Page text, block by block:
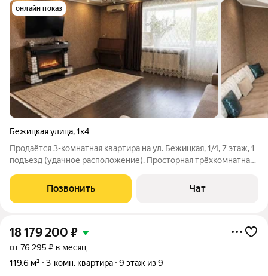
онлайн показ
Бежицкая улица,1к4
Продаётся 3-комнатная квартира на ул. Бежицкая, 1/4, 7 этаж, 1
подъезд (удачное расположение). Просторная трёхкомнатная
Бессмертия рядом магазины, кафе, школа, детский сад, 2
остановки общественного
Позвонить Чат
18 179 200 ₽
от 76 295 ₽ в месяц
119,6 м²
3-комн. квартира 9 этаж из 9